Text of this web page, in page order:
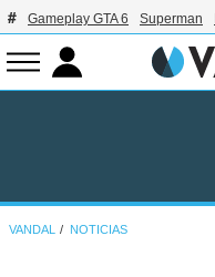
Gameplay GTA 6 Superman
VANDAL NOTICIAS